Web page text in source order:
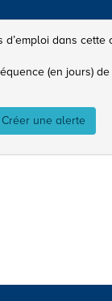
dans cette
(en jours) de